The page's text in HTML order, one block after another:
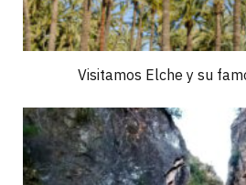
Visitamos Elche y su